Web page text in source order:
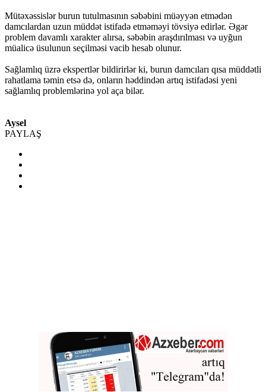
Mütəxəssislər burun tutulmasının səbəbini müəyyən etmədən
damcılardan uzun müddət istifadə etməməyi tövsiyə edirlər. Əgər
problem davamlı xarakter alırsa, səbəbin araşdırılması və uyğun
müalicə üsulunun seçilməsi vacib hesab olunur.
Sağlamlıq üzrə ekspertlər bildirirlər ki, burun damcıları qısa müddətli
rahatlama təmin etsə də, onların həddindən artıq istifadəsi yeni
sağlamlıq problemlərinə yol aça bilər.
Aysel
PAYLAŞ